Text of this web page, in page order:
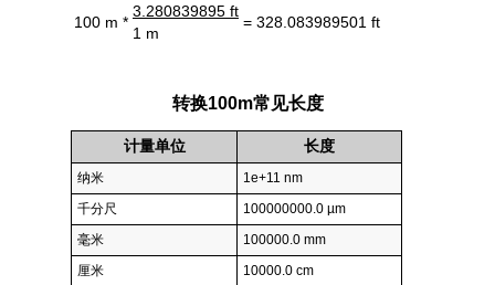
100 m *
3.280839895 ft
= 328.083989501 ft
1 m
转换100m常见长度
计量单位 长度
纳米
1e+11 nm
千分尺
100000000.0 µm
毫米
100000.0 mm
厘米
10000.0 cm